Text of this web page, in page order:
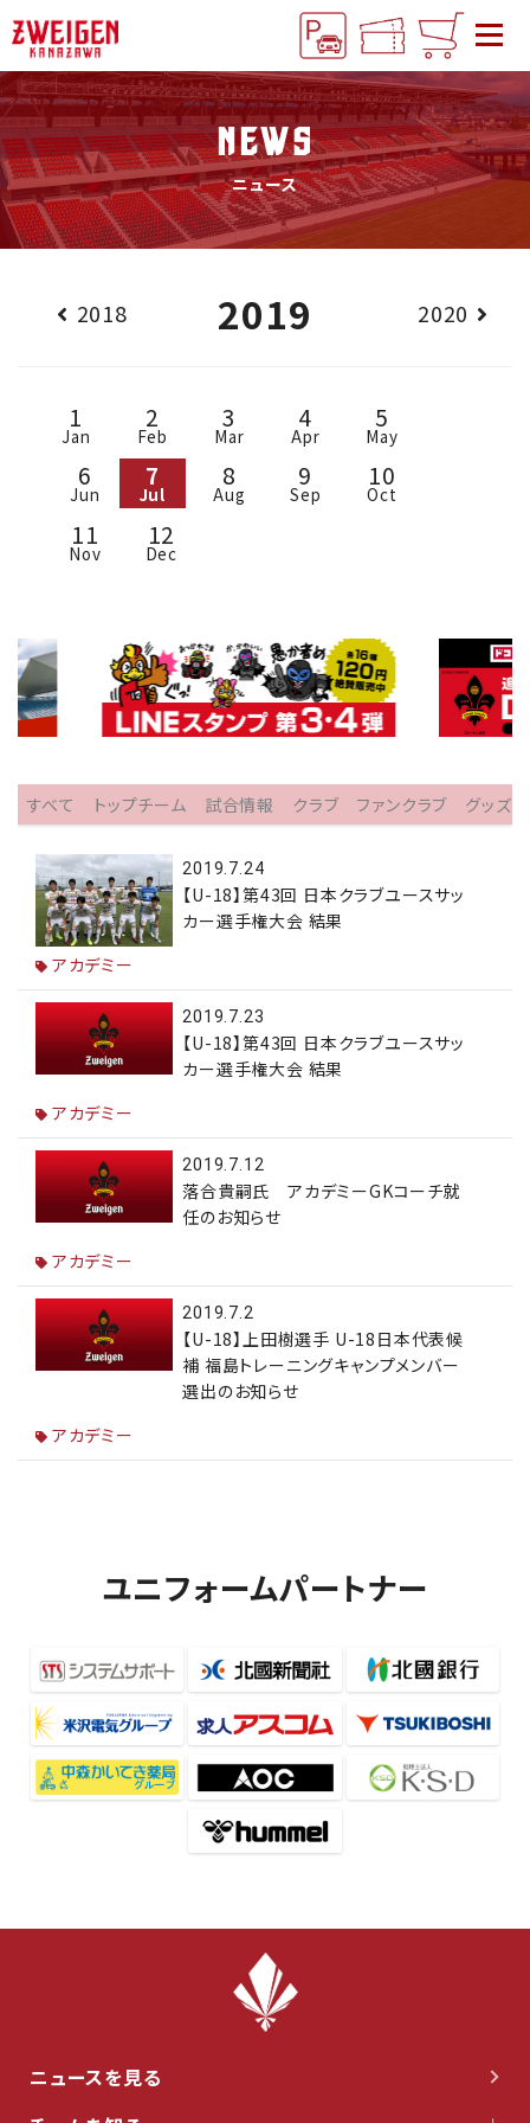
NEWS
ニュース
2018 2019 2020
1
Jan
2
Feb
3
Mar
4
Apr
5
May
6
Jun
7
Jul
8
Aug
9
Sep
10
Oct
11
Nov
12
Dec
すべて トップチーム 試合情報 クラブ ファンクラブ グッズ
2019.7.24
【U-18】第43回 日本クラブユースサッ
カー選手権大会 結果
アカデミー
2019.7.23
【U-18】第43回 日本クラブユースサッ
カー選手権大会 結果
アカデミー
2019.7.12
落合貴嗣氏 アカデミーGKコーチ就
任のお知らせ
アカデミー
2019.7.2
【U-18】上田樹選手 U-18日本代表候
補 福島トレーニングキャンプメンバー
選出のお知らせ
アカデミー
ユニフォームパートナー
ニュースを見る